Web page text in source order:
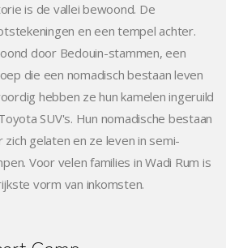
is de vallei bewoond. De
en een tempel achter.
door Bedouin-stammen, een
die een nomadisch bestaan leven
hebben ze hun kamelen ingeruild
SUV's. Hun nomadische bestaan
gelaten en ze leven in semi-
Voor velen families in Wadi Rum is
vorm van inkomsten.